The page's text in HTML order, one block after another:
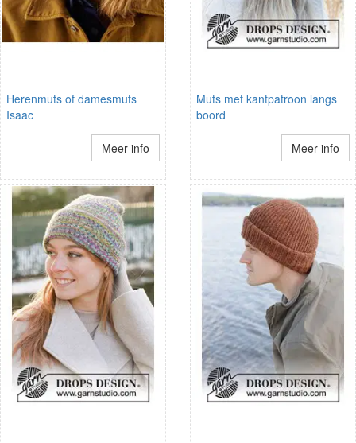
Herenmuts of damesmuts
Isaac
Meer info
Muts met kantpatroon langs
boord
Meer info